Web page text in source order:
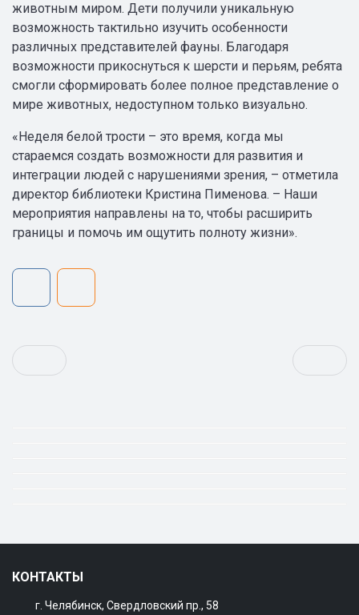
животным миром. Дети получили уникальную
возможность тактильно изучить особенности
различных представителей фауны. Благодаря
возможности прикоснуться к шерсти и перьям, ребята
смогли сформировать более полное представление о
мире животных, недоступном только визуально.
«Неделя белой трости – это время, когда мы
стараемся создать возможности для развития и
интеграции людей с нарушениями зрения, – отметила
директор библиотеки Кристина Пименова. – Наши
мероприятия направлены на то, чтобы расширить
границы и помочь им ощутить полноту жизни».
КОНТАКТЫ
г. Челябинск, Свердловский пр., 58